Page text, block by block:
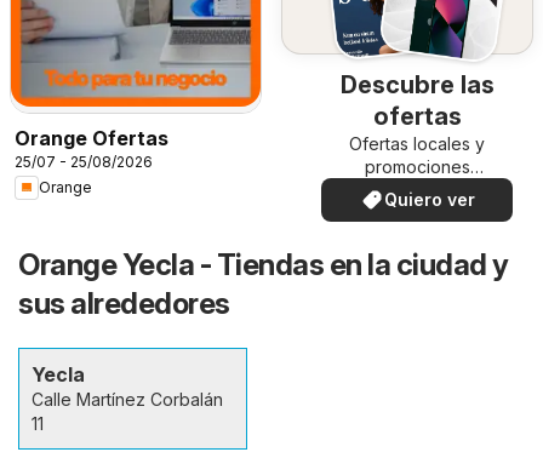
Orange Ofertas
25/07 - 25/08/2026
Orange
Descubre las
ofertas
Ofertas locales y
promociones
especiales.
Quiero ver
Orange Yecla - Tiendas en la ciudad y
sus alrededores
Yecla
Calle Martínez Corbalán
11